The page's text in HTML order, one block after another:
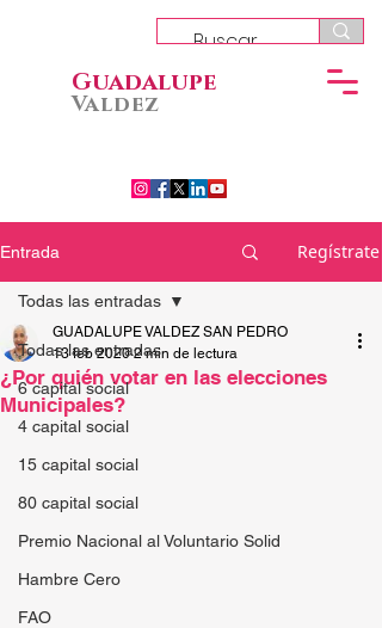
Guadalupe
Valdez
Entrada Regístrate
Todas las entradas
6 capital social
4 capital social
15 capital social
80 capital social
Premio Nacional al Voluntario Solid
Hambre Cero
FAO
Todas las entradas
¿Por quién votar en las elecciones
Municipales?
GUADALUPE VALDEZ SAN PEDRO
13 feb 2020 2 min de lectura